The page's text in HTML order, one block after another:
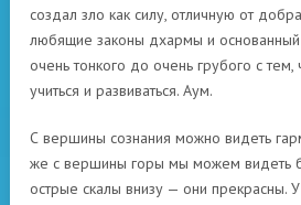
создал зло как силу, отличную от
любящие законы дхармы и
очень тонкого до очень грубого с
учиться и развиваться. Аум.
С вершины сознания можно видеть
же с вершины горы мы можем видеть
острые скалы внизу — они прекрасны.